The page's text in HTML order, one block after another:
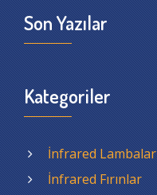
Son Yazılar
Kategoriler
İnfrared Lambalar
İnfrared Fırınlar